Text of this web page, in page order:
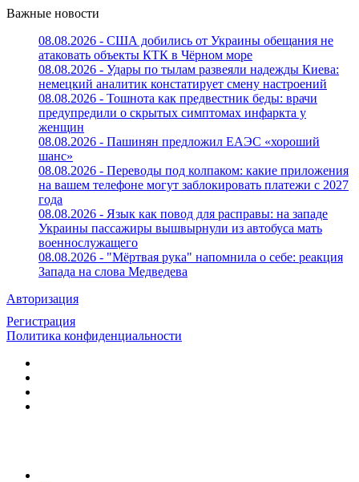
Важные новости
08.08.2026 - США добились от Украины обещания не
атаковать объекты КТК в Чёрном море
08.08.2026 - Удары по тылам развеяли надежды Киева:
немецкий аналитик констатирует смену настроений
08.08.2026 - Тошнота как предвестник беды: врачи
предупредили о скрытых симптомах инфаркта у
женщин
08.08.2026 - Пашинян предложил ЕАЭС «хороший
шанс»
08.08.2026 - Переводы под колпаком: какие приложения
на вашем телефоне могут заблокировать платежи с 2027
года
08.08.2026 - Язык как повод для расправы: на западе
Украины пассажиры вышвырнули из автобуса мать
военнослужащего
08.08.2026 - "Мёртвая рука" напомнила о себе: реакция
Запада на слова Медведева
Авторизация
Регистрация
Политика конфиденциальности